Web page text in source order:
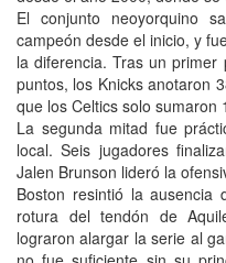
El conjunto neoyorquino
campeón desde el inicio, y
la diferencia. Tras un
puntos, los Knicks anotaron
que los Celtics solo sumaron
La segunda mitad fue
local. Seis jugadores
Jalen Brunson lideró la
Boston resintió la ausencia
rotura del tendón de
lograron alargar la serie al